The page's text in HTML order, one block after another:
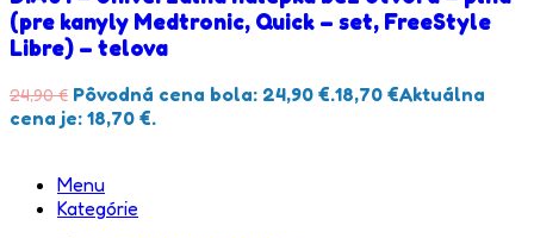
(pre kanyly Medtronic, Quick – set, FreeStyle
Libre) – telova
24,90€ Pôvodná cena bola: 24,90 €.18,70 €Aktuálna
cena je: 18,70 €.
Menu
Kategórie